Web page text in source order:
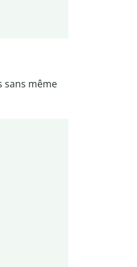
sans même